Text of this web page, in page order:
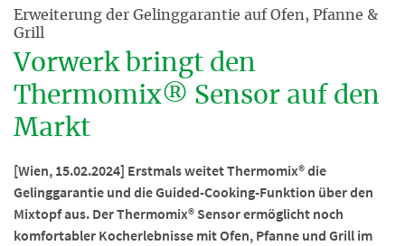
Erweiterung der Gelinggarantie auf Ofen, Pfanne &
Grill
Vorwerk bringt den
Thermomix® Sensor auf den
Markt
[Wien, 15.02.2024] Erstmals weitet Thermomix® die
Gelinggarantie und die Guided-Cooking-Funktion über den
Mixtopf aus. Der Thermomix® Sensor ermöglicht noch
komfortabler Kocherlebnisse mit Ofen, Pfanne und Grill im